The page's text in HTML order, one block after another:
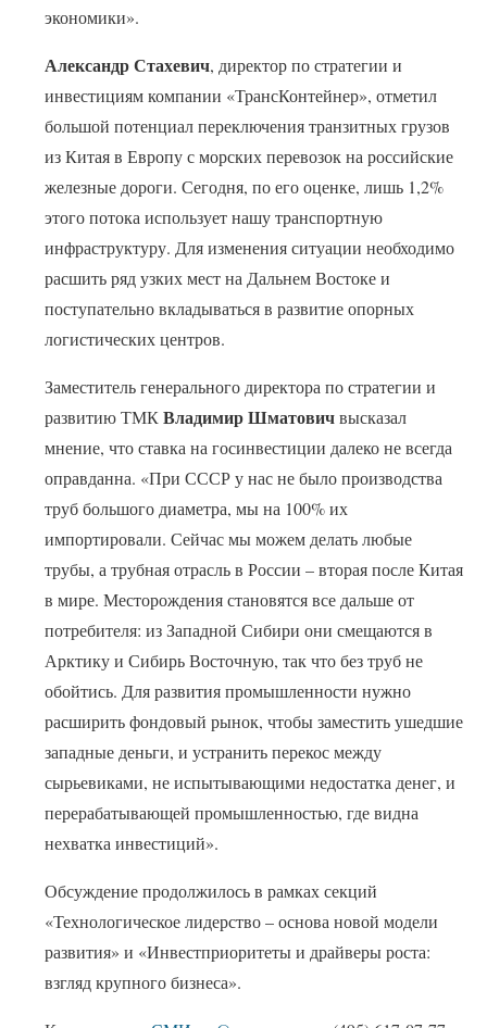
экономики».
Александр Стахевич, директор по стратегии и
инвестициям компании «ТрансКонтейнер», отметил
большой потенциал переключения транзитных грузов
из Китая в Европу с морских перевозок на российские
железные дороги. Сегодня, по его оценке, лишь 1,2%
этого потока использует нашу транспортную
инфраструктуру. Для изменения ситуации необходимо
расшить ряд узких мест на Дальнем Востоке и
поступательно вкладываться в развитие опорных
логистических центров.
Заместитель генерального директора по стратегии и
развитию ТМКВладимир Шматовичвысказал
мнение, что ставка на госинвестиции далеко не всегда
оправданна. «При СССР у нас не было производства
труб большого диаметра, мы на 100% их
импортировали. Сейчас мы можем делать любые
трубы, а трубная отрасль в России – вторая после Китая
в мире. Месторождения становятся все дальше от
потребителя: из Западной Сибири они смещаются в
Арктику и Сибирь Восточную, так что без труб не
обойтись. Для развития промышленности нужно
расширить фондовый рынок, чтобы заместить ушедшие
западные деньги, и устранить перекос между
сырьевиками, не испытывающими недостатка денег, и
перерабатывающей промышленностью, где видна
нехватка инвестиций».
Обсуждение продолжилось в рамках секций
«Технологическое лидерство – основа новой модели
развития» и «Инвестприоритеты и драйверы роста:
взгляд крупного бизнеса».